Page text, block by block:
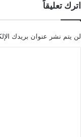
اترك تعليقاً
لن يتم نشر عنوان بريدك